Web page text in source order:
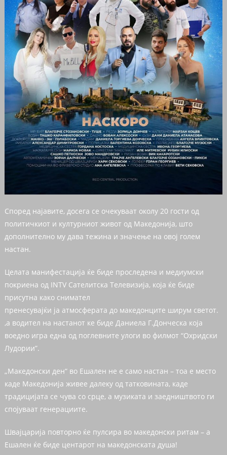
Според најавите, досега се очекуваат околу 20 гости од
политичкиот и културниот живот од Македонија, што
дополнително му дава тежина и значење на овој голем
настан.
Целата манифестација ќе биде проследена и медиумски
покриена од INTV Сателитска Телевизија, која ќе биде
присутна како снимател
пренесувајќи ја атмосферата до македонците ширум светот.
,а водител на настанот ке биде Даниела Г.Донческа која
воедно игра една од поглевните улоги во филмот “Охридски
Лудории”.
„Македонски ден“ во Ешален не е само настан – тоа е место
каде Македонија живее далеку од татковината, каде
традицијата се чува со срце, а музиката и заедништвото ги
спојуваат генерациите.
Швајцарија повторно ќе пулсира во македонски ритам – а
Ешален ќе биде центарот на македонската душа!